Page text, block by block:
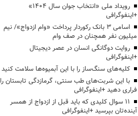
رویداد ملی «انتخاب جوان سال ۱۴۰۴»
+اینفوگرافی
اسامی ۳ بانک رکوردار پرداخت «وام ازدواج»/ نیم
میلیون نفر همچنان در صف وام
روایت دوگانگی انسان در عصر دیجیتال
+اینفوگرافی
کلیه‌های سنگ‌ساز را با این آبمیوه‌ها سلامت کنید
با این شربت‌های طب سنتی، گرمازدگی تابستان را
فراری دهید +اینفوگرافی
۱۱ سوال کلیدی که باید قبل از ازدواج از همسر
آینده‌تان بپرسید +اینفوگرافی